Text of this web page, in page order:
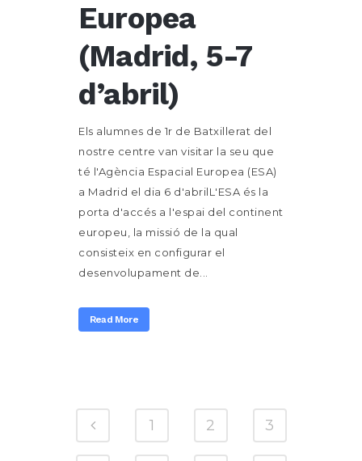
Europea
(Madrid, 5-7
d’abril)
Els alumnes de 1r de Batxillerat del
nostre centre van visitar la seu que
té l'Agència Espacial Europea (ESA)
a Madrid el dia 6 d'abrilL'ESA és la
porta d'accés a l'espai del continent
europeu, la missió de la qual
consisteix en configurar el
desenvolupament de...
Read More
1 2 3